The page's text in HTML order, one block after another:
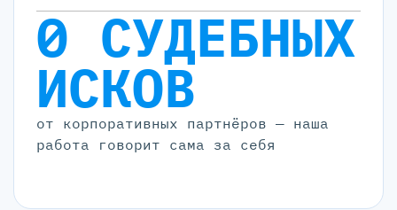
0 СУДЕБНЫХ
ИСКОВ
от корпоративных партнёров — наша
работа говорит сама за себя